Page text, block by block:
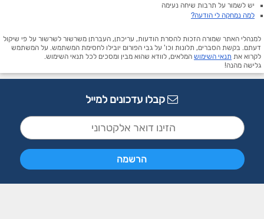
יש לשמור על תרבות שיחה נעימה
למה נמחקה לי הודעה?
למנהלי האתר שמורה הזכות להסרת הודעות, עריכתן, העברתן משרשור לשרשור על פי שיקול
דעתם. בקשת הסברים, תלונות וכו' על גבי הפורום יובילו לחסימת המשתמש. על המשתמש
לקרוא את תנאי השימוש המלאים, לוודא שהוא מבין ומסכים לכל תנאי השימוש.
גלישה מהנה!
קבלו עדכונים למייל